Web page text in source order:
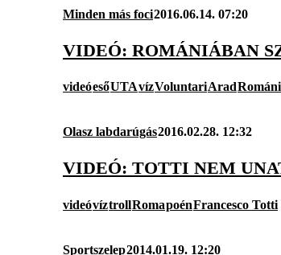
Minden más foci2016.06.14. 07:20
VIDEÓ: ROMÁNIÁBAN
videóesőUTAvízVoluntariArad
Olasz labdarúgás2016.02.28. 12:32
VIDEÓ: TOTTI NEM
videóvíztrollRomapoénFrancesco Totti
Sportszelep2014.01.19. 12:20